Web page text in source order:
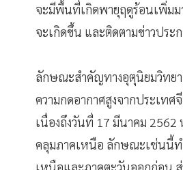
จะมีพื้นที่เกิดพายุฤดูร้อนเพิ่ม
จะเกิดขึ้น และติดตามข่าวประ
ลักษณะสำคัญทางอุตุนิยมวิทยา
ความกดอากาศสูงจากประเท
เนื่องถึงวันที่ 17 มีนาคม
คลุมภาคเหนือ ลักษณะเช่นนี้ท
เหนือและภาคตะวันออกก่อน